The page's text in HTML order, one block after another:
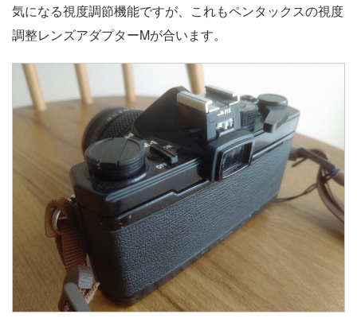
気になる視度調節機能ですが、これもペンタックスの視度
調整レンズアダプターMが合います。